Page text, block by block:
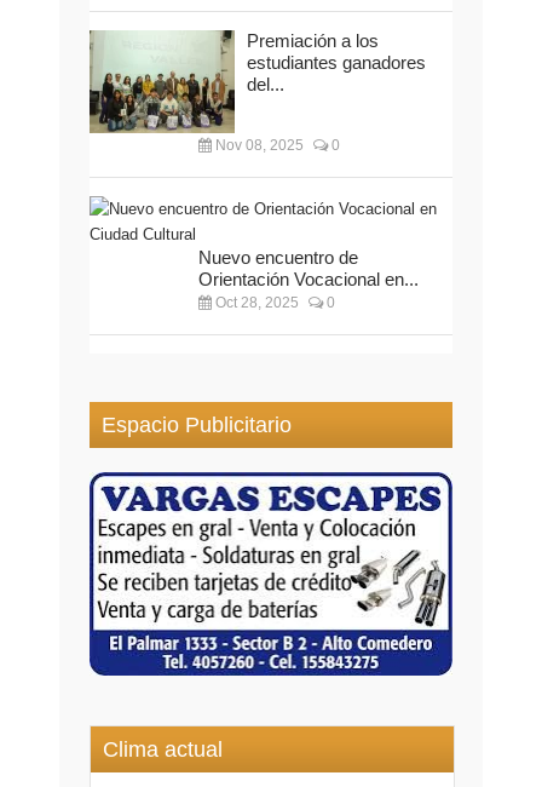
Premiación a los
estudiantes ganadores
del...
Nov 08, 2025 0
Nuevo encuentro de
Orientación Vocacional en...
Oct 28, 2025 0
Espacio Publicitario
Clima actual